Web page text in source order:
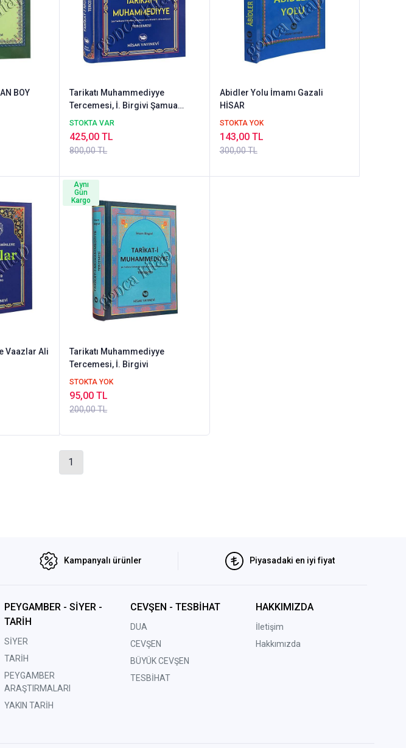
BOY
Tarikatı Muhammediyye
Tercemesi, İ. Birgivi Şamua
Hisar
STOKTA VAR
800,00 TL
425,00 TL
Abidler Yolu İmamı Gazali
HİSAR
STOKTA YOK
300,00 TL
143,00 TL
Vaazlar Ali
Tarikatı Muhammediyye
Tercemesi, İ. Birgivi
STOKTA YOK
200,00 TL
95,00 TL
Aynı
Gün
Kargo
1
Kampanyalı ürünler Piyasadaki en iyi fiyat
PEYGAMBER - SİYER -
TARİH
SİYER
TARİH
PEYGAMBER
ARAŞTIRMALARI
YAKIN TARİH
CEVŞEN - TESBİHAT
DUA
CEVŞEN
BÜYÜK CEVŞEN
TESBİHAT
HAKKIMIZDA
İletişim
Hakkımızda